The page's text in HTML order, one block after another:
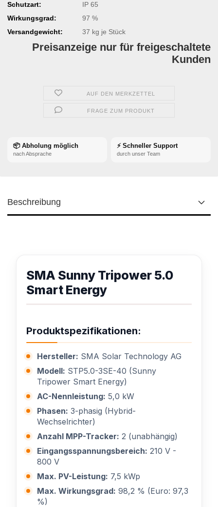
Schutzart:
IP 65
Wirkungsgrad:
97 %
Versandgewicht:
37 kg je Stück
Preisanzeige nur für freigeschaltete
Kunden
AUF DEN MERKZETTEL
FRAGE ZUM PRODUKT
📦 Abholung möglich
nach Absprache
⚡ Schneller Support
durch unser Team
Beschreibung
SMA Sunny Tripower 5.0
Smart Energy
Produktspezifikationen:
Hersteller: SMA Solar Technology AG
Modell: STP5.0-3SE-40 (Sunny
Tripower Smart Energy)
AC-Nennleistung: 5,0 kW
Phasen: 3-phasig (Hybrid-
Wechselrichter)
Anzahl MPP-Tracker: 2 (unabhängig)
Eingangsspannungsbereich: 210 V -
800 V
Max. PV-Leistung: 7,5 kWp
Max. Wirkungsgrad: 98,2 % (Euro: 97,3
%)